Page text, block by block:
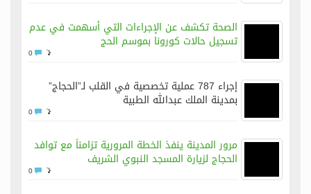
الصحة تكشف عن الإجراءات التي أسهمت في عدم
تسجيل حالات كورونا بموسم الحج
إجراء 787 عملية تخصصية في القلب لـ”الحجاج”
بمدينة الملك عبدالله الطبية
مرور المدينة ينفذ الخطة المرورية تزامناً مع توافد
الحجاج لزيارة المسجد النبوي الشريف